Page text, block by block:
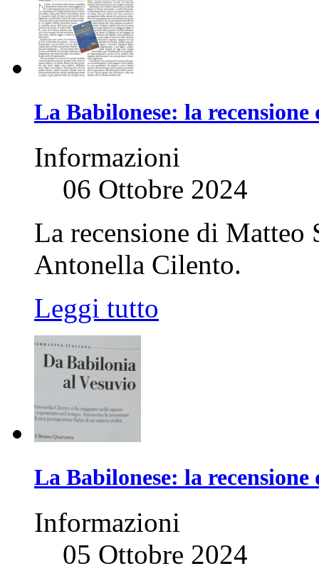
La Babilonese: la
Informazioni
06 Ottobre 2024
La recensione di
Antonella Cilento.
Leggi tutto
La Babilonese: la
Informazioni
05 Ottobre 2024